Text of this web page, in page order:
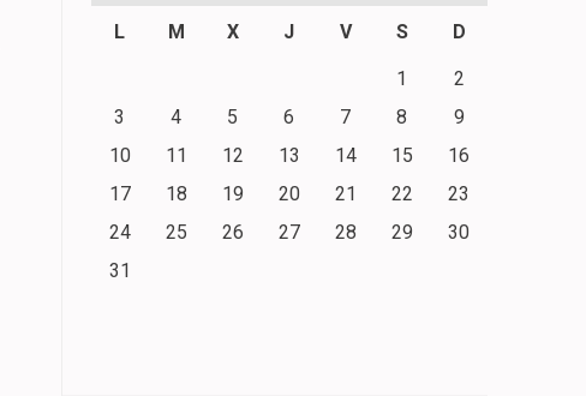
L M X J V S D
1
2
3
4 5 6 7 8
9
10
11 12 13 14 15
16
17
18 19 20 21 22
23
24
25 26 27 28 29
30
31